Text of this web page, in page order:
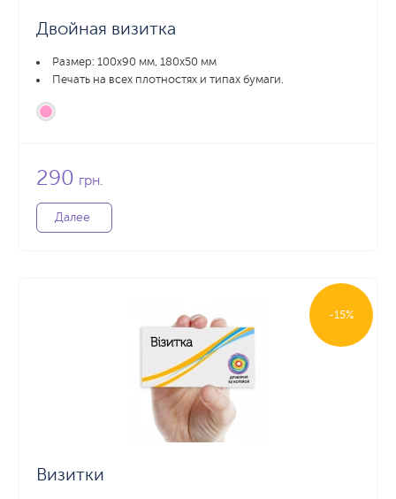
Двойная визитка
Размер: 100х90 мм, 180х50 мм
Печать на всех плотностях и типах бумаги.
290 грн.
Далее
-15%
Визитки